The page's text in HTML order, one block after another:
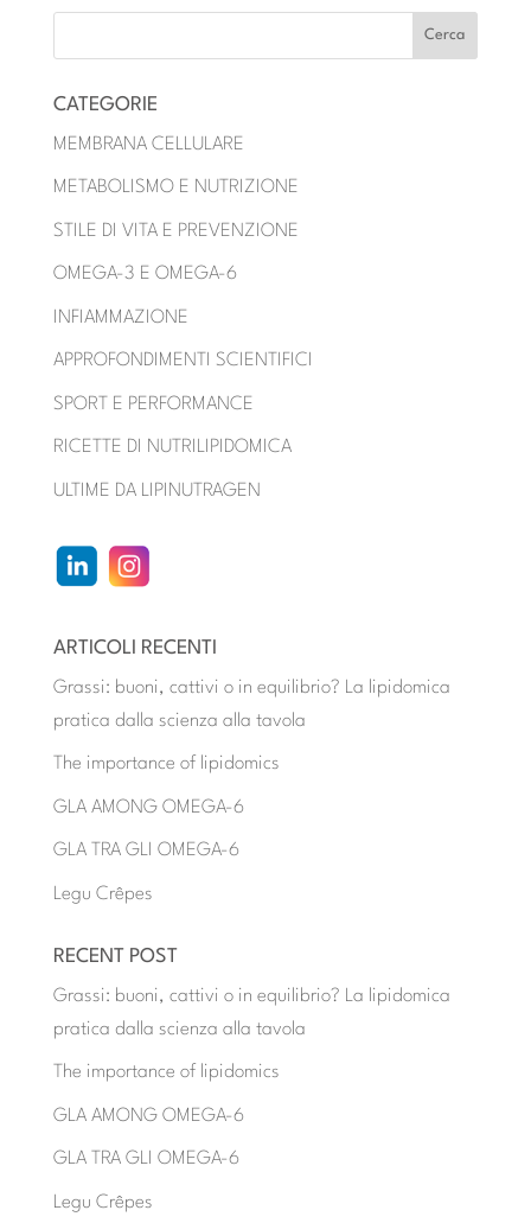
CATEGORIE
MEMBRANA CELLULARE
METABOLISMO E NUTRIZIONE
STILE DI VITA E PREVENZIONE
OMEGA-3 E OMEGA-6
INFIAMMAZIONE
APPROFONDIMENTI SCIENTIFICI
SPORT E PERFORMANCE
RICETTE DI NUTRILIPIDOMICA
ULTIME DA LIPINUTRAGEN
ARTICOLI RECENTI
Grassi: buoni, cattivi o in equilibrio? La lipidomica
pratica dalla scienza alla tavola
The importance of lipidomics
GLA AMONG OMEGA-6
GLA TRA GLI OMEGA-6
Legu Crêpes
RECENT POST
Grassi: buoni, cattivi o in equilibrio? La lipidomica
pratica dalla scienza alla tavola
The importance of lipidomics
GLA AMONG OMEGA-6
GLA TRA GLI OMEGA-6
Legu Crêpes